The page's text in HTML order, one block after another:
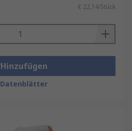
€ 22,14/Stück
Hinzufügen
Datenblätter